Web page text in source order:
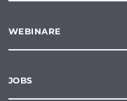
WEBINARE
JOBS